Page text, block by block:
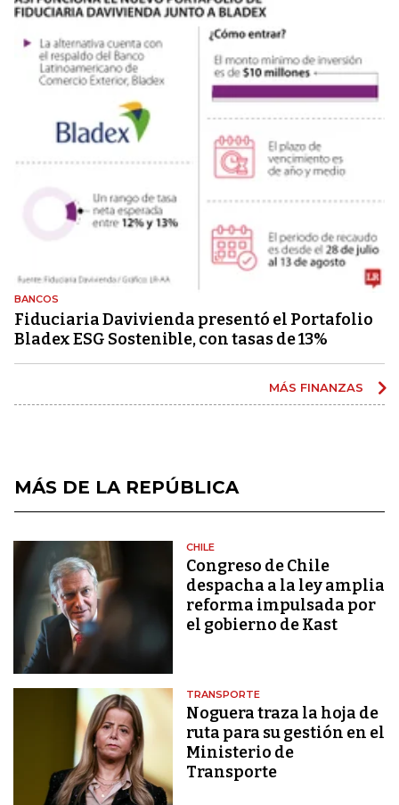
BANCOS
Fiduciaria Davivienda presentó el Portafolio
Bladex ESG Sostenible, con tasas de 13%
MÁS FINANZAS
MÁS DE LA REPÚBLICA
CHILE
Congreso de Chile
despacha a la ley amplia
reforma impulsada por
el gobierno de Kast
TRANSPORTE
Noguera traza la hoja de
ruta para su gestión en el
Ministerio de
Transporte